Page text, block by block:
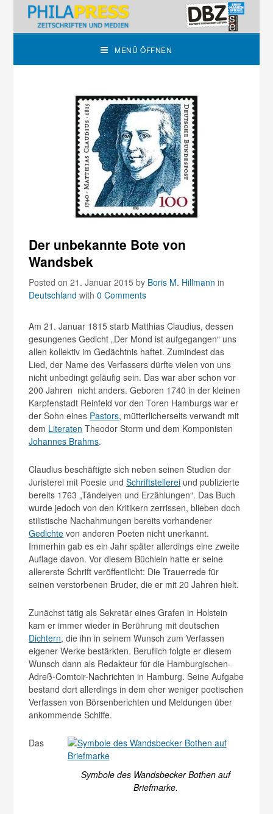
MENÜ ÖFFNEN
Der unbekannte Bote von
Wandsbek
Posted on 21. Januar 2015by Boris M. Hillmann in
Deutschland with0 Comments
Am 21. Januar 1815 starb Matthias Claudius, dessen
gesungenes Gedicht „Der Mond ist aufgegangen“ uns
allen kollektiv im Gedächtnis haftet. Zumindest das
Lied, der Name des Verfassers dürfte vielen von uns
nicht unbedingt geläufig sein. Das war aber schon vor
200 Jahren nicht anders. Geboren 1740 in der kleinen
Karpfenstadt Reinfeld vor den Toren Hamburgs war er
der Sohn eines Pastors, mütterlicherseits verwandt mit
dem Literaten Theodor Storm und dem Komponisten
Johannes Brahms.
Claudius beschäftigte sich neben seinen Studien der
Juristerei mit Poesie undSchriftstellerei und publizierte
bereits 1763 „Tändelyen und Erzählungen“. Das Buch
wurde jedoch von den Kritikern zerrissen, blieben doch
stilistische Nachahmungen bereits vorhandener
Gedichte von anderen Poeten nicht unerkannt.
Immerhin gab es ein Jahr später allerdings eine zweite
Auflage davon. Vor diesem Büchlein hatte er seine
allererste Schrift veröffentlicht: Die Trauerrede für
seinen verstorbenen Bruder, die er mit 20 Jahren hielt.
Zunächst tätig als Sekretär eines Grafen in Holstein
kam er immer wieder in Berührung mit deutschen
Dichtern, die ihn in seinem Wunsch zum Verfassen
eigener Werke bestärkten. Beruflich folgte er diesem
Wunsch dann als Redakteur für die Hamburgischen-
Adreß-Comtoir-Nachrichten in Hamburg. Seine Aufgabe
bestand dort allerdings in dem eher weniger poetischen
Verfassen von Börsenberichten und Meldungen über
ankommende Schiffe.
Symbole des Wandsbecker Bothen auf
Briefmarke.
Das